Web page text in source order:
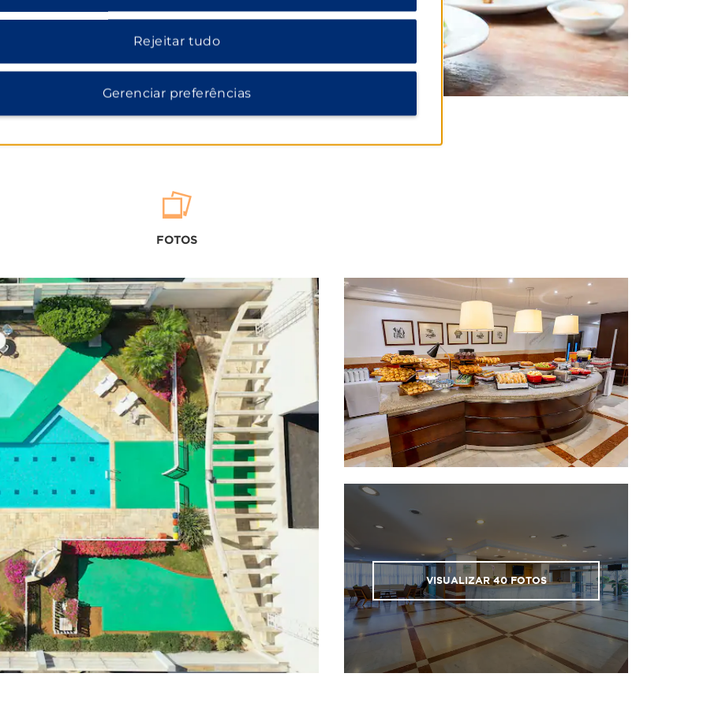
FOTOS
VISUALIZAR40FOTOS
Rejeitar tudo
Gerenciar preferências